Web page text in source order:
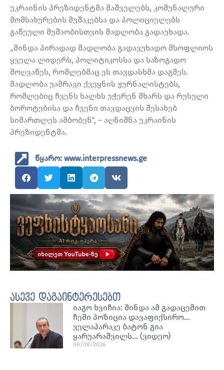
უკრაინის პრეზიდენტმა მაშველებს, კომუნალური
მომსახურების მუშაკებსა და პოლიციელებს
გაწეული მუშაობისთვის მადლობა გადაუხადა.
„მინდა პირადად მადლობა გადავუხადო მსოფლიოს
ყველა ლიდერს, პოლიტიკოსსა და საზოგადო
მოღვაწეს, რომლებმაც ეს თავდასხმა დაგმეს.
მადლობა უამრავი ქვეყნის ჟურნალისტებს,
რომლებიც ჩვენს ხალხს უჭერენ მხარს და რუსული
ბოროტებისა და ჩვენი თავდაცვის შესახებ
სიმართლეს ამბობენ“, – აღნიშნა უკრაინის
პრეზიდენტმა.
წყარო: www.interpressnews.ge
ასევე დაგაინტერესებთ
იაგო ხვიჩია: მინდა ამ გადაცემით
ჩემი პოზიცია დავაფიქსირო…
ველაპარაკე ბატონ გია
ყარუარაშვილს… (ვიდეო)
08/08/2026